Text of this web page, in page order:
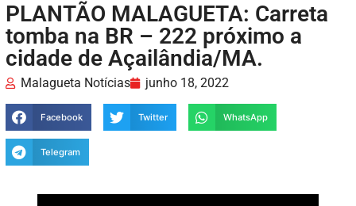
PLANTÃO MALAGUETA: Carreta
tomba na BR – 222 próximo a
cidade de Açailândia/MA.
Malagueta Notícias junho 18, 2022
Facebook Twitter WhatsApp
Telegram